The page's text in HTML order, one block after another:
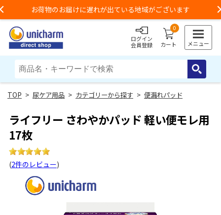
3,980円以上のご購入で送料無料（一部地域除く）
ログイン
会員登録
0
カート メニュー
> 尿ケア用品 > カテゴリーから探す > 便漏れパッド
ライフリー さわやかパッド 軽い便モレ用
17枚
(2件のレビュー)